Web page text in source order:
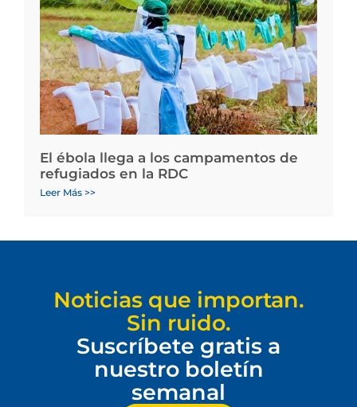
El ébola llega a los campamentos de
refugiados en la RDC
Leer Más >>
Noticias que importan.
Sin ruido.
Suscríbete gratis a
nuestro boletín
semanal